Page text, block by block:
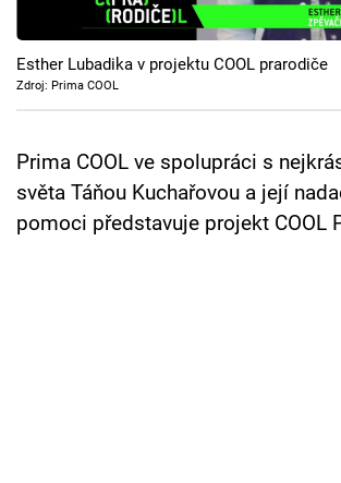
Cool Esport
Pořady
Sledujte prima+
Esther Lubadika v projektu COOL prarodiče
Zdroj: Prima COOL
Prima COOL ve spolupráci s
světa Táňou Kuchařovou a její
pomoci představuje projekt COOL